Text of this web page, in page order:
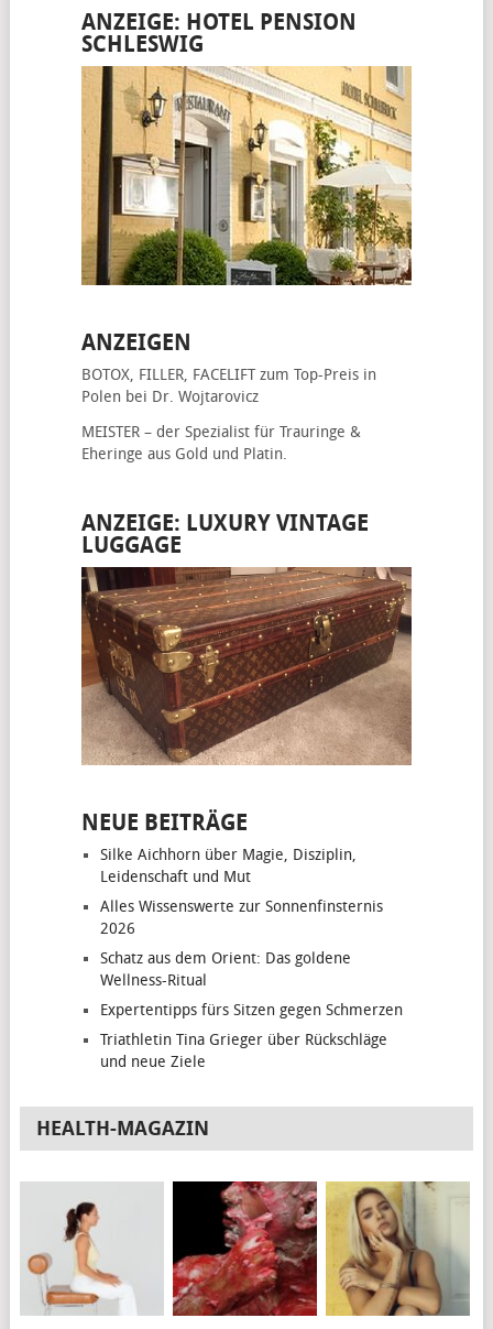
ANZEIGE: HOTEL PENSION
SCHLESWIG
ANZEIGEN
BOTOX, FILLER, FACELIFTzum Top-Preis in
Polen bei Dr. Wojtarovicz
MEISTER – der Spezialist für Trauringe &
Eheringe aus Gold und Platin.
ANZEIGE: LUXURY VINTAGE
LUGGAGE
NEUE BEITRÄGE
Silke Aichhorn über Magie, Disziplin,
Leidenschaft und Mut
Alles Wissenswerte zur Sonnenfinsternis
2026
Schatz aus dem Orient: Das goldene
Wellness-Ritual
Expertentipps fürs Sitzen gegen Schmerzen
Triathletin Tina Grieger über Rückschläge
und neue Ziele
HEALTH-MAGAZIN